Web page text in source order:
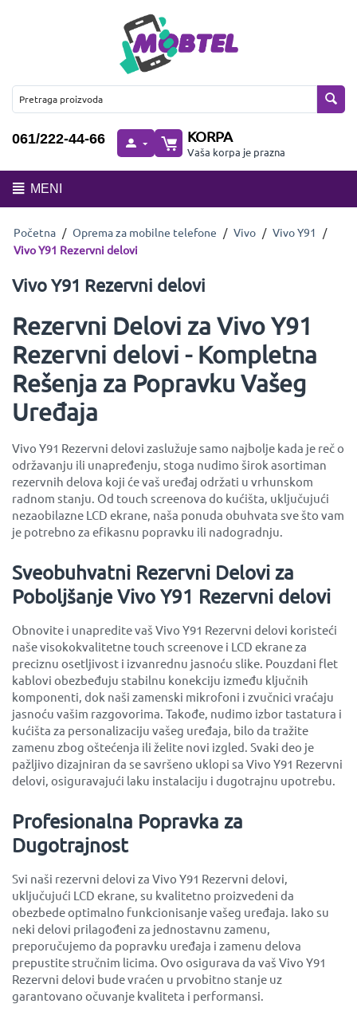
061/222-44-66 KORPA
Vaša korpa je prazna
MENI
Početna / Oprema za mobilne telefone / Vivo / Vivo Y91
/
Vivo Y91 Rezervni delovi
Vivo Y91 Rezervni delovi
Rezervni Delovi za Vivo Y91
Rezervni delovi - Kompletna
Rešenja za Popravku Vašeg
Uređaja
Vivo Y91 Rezervni delovi zaslužuje samo najbolje kada je reč o
održavanju ili unapređenju, stoga nudimo širok asortiman
rezervnih delova koji će vaš uređaj održati u vrhunskom
radnom stanju. Od touch screenova do kućišta, uključujući
nezaobilazne LCD ekrane, naša ponuda obuhvata sve što vam
je potrebno za efikasnu popravku ili nadogradnju.
Sveobuhvatni Rezervni Delovi za
Poboljšanje Vivo Y91 Rezervni delovi
Obnovite i unapredite vaš Vivo Y91 Rezervni delovi koristeći
naše visokokvalitetne touch screenove i LCD ekrane za
preciznu osetljivost i izvanrednu jasnoću slike. Pouzdani flet
kablovi obezbeđuju stabilnu konekciju između ključnih
komponenti, dok naši zamenski mikrofoni i zvučnici vraćaju
jasnoću vašim razgovorima. Takođe, nudimo izbor tastatura i
kućišta za personalizaciju vašeg uređaja, bilo da tražite
zamenu zbog oštećenja ili želite novi izgled. Svaki deo je
pažljivo dizajniran da se savršeno uklopi sa Vivo Y91 Rezervni
delovi, osiguravajući laku instalaciju i dugotrajnu upotrebu.
Profesionalna Popravka za
Dugotrajnost
Svi naši rezervni delovi za Vivo Y91 Rezervni delovi,
uključujući LCD ekrane, su kvalitetno proizvedeni da
obezbede optimalno funkcionisanje vašeg uređaja. Iako su
neki delovi prilagođeni za jednostavnu zamenu,
preporučujemo da popravku uređaja i zamenu delova
prepustite stručnim licima. Ovo osigurava da vaš Vivo Y91
Rezervni delovi bude vraćen u prvobitno stanje uz
garantovano očuvanje kvaliteta i performansi.